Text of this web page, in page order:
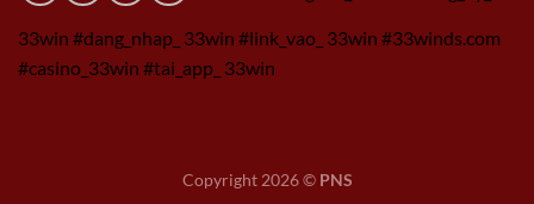
33win #dang_nhap_ 33win #link_vao_ 33win #33winds.com
#casino_33win #tai_app_ 33win
Copyright 2026 © PNS